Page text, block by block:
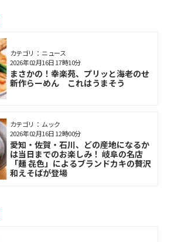
カテゴリ： ニュース
まさかの！幸楽苑、プリッと海老のせ
新作らーめん これはうまそう
2026年02月16日 17時10分
カテゴリ： ムック
愛知・佐賀・石川、どの産地になるか
は当日までのお楽しみ！ 岐阜の名店
「麺 㐂色」によるブランドカキの贅沢
和えそばが登場
2026年02月16日 12時00分